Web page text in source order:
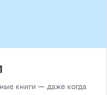
книги — даже когда